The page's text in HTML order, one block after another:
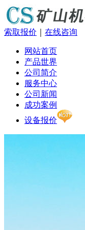
索取报价 在线咨询
网站首页
产品世界
公司简介
服务中心
公司新闻
成功案例
设备报价